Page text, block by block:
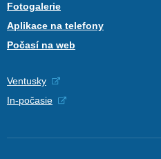
Fotogalerie
Aplikace na telefony
Počasí na web
Ventusky
In-počasie